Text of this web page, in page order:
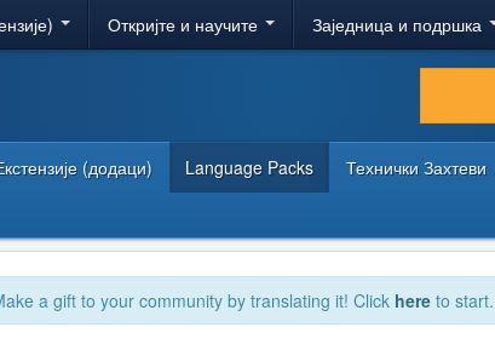
Откријте и научите Заједница и подршка
(додаци) Language Packs Технички Захтеви
a gift to your community by translating it! Click here to start.